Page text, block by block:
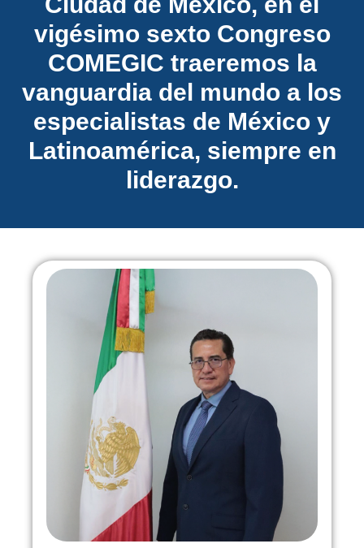
vigésimo sexto Congreso
COMEGIC traeremos la
vanguardia del mundo a los
especialistas de México y
Latinoamérica, siempre en
liderazgo.